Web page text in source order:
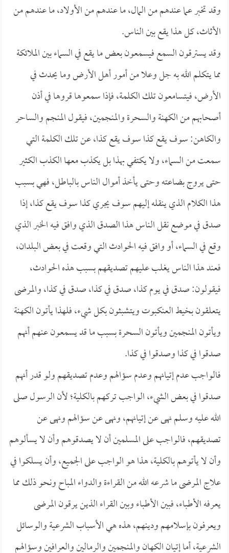
وقد تخبر عما عندهم من المال، ما عندهم من الأولاد، ما عندهم من
الأثاث، كل هذا يقع بين الناس.
وقد يسترقون السمع فيسمعون بعض ما يقع في السماء بين الملائكة
مما يتكلم الله به جل وعلا من أمور أهل الأرض وما يحدث في
الأرض، فيتسامعون تلك الكلمة، فإذا سمعوها قروها في أذن
أصحابهم من الكهنة والسحرة والمنجمين، فيقول المنجم والساحر
والكاهن: سوف يقع كذا سوف يقع كذا، عن تلك الكلمة التي
سمعت من السماء، ولا يكتفي بهذا بل يكذب معها الكذب الكثير
حتى يروج بضاعته وحتى يأخذ أموال الناس بالباطل، فهي بسبب
هذا الكلام الذي ينقله إليهم سوف يجري كذا سوف يقع كذا، إذا
صدق في موضع نقل الناس هذا الصدق الذي وافق فيه الخبر الذي
وقع في السماء، أو وافق فيه الحوادث التي وقعت في بعض البلدان،
فعند هذا الناس يغلب عليهم تصديقهم بسبب هذه الحوادث،
فيقولون: صدق في يوم كذا، صدق في كذا، صدق في كذا، والمرضى
يتعلقون بخيط العنكبوت ويتشبثون بكل شيء، فلهذا يأتون الكهنة
ويأتون المنجمين ويأتون السحرة بسبب ما قد يسمعون عنهم أنهم
صدقوا في كذا وصدقوا في كذا.
فالواجب عدم إتيانهم وعدم سؤالهم وعدم تصديقهم ولو قدر أنهم
صدقوا في بعض الشيء، الواجب تركهم بالكلية؛ لأن الرسول صلى
الله عليه وسلم نهى عن إتيانهم، ونهى عن سؤالهم ونهى عن
تصديقهم، فالواجب على المسلمين أن لا يصدقوهم وأن لا يسألوهم
وأن لا يأتوهم بالكلية، هذا هو الواجب على الجميع، وأن يسلكوا في
علاج المرضى ما شرعه الله من القراءة والدواء المباح ونحو ذلك مما
يعرفه الأطباء، فبين الأطباء وبين القراء الذين يرقون المرضى
ويعرفون بإسلامهم ودينهم، هذه هي الأسباب الشرعية والوسائل
الشرعية، أما إتيان الكهان والمنجمين والرمالين والعرافين وسؤالهم